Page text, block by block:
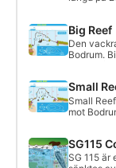
Det
vraket i
djupare.
hon rörde
Big Reef
Den
Bodrum.
revet. Det
och faller
Small
Small
mot
hamnen
SG115
SG 115 är